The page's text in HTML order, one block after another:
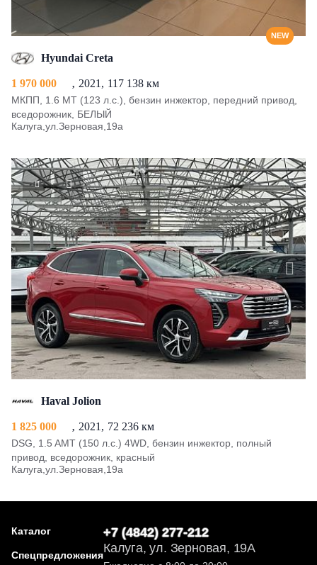
NEW
Hyundai Creta
1 970 000 2021 117 138 км
МКПП, 1.6 MT (123 л.с.), бензин инжектор, передний привод,
вседорожник, БЕЛЫЙ
Калуга,ул.Зерновая,19а
Haval Jolion
1 825 000 2021 72 236 км
DSG, 1.5 AMT (150 л.с.) 4WD, бензин инжектор, полный
привод, вседорожник, красный
Калуга,ул.Зерновая,19а
Каталог
Спецпредложения
+7 (4842) 277-212
Калуга, ул. Зерновая, 19А